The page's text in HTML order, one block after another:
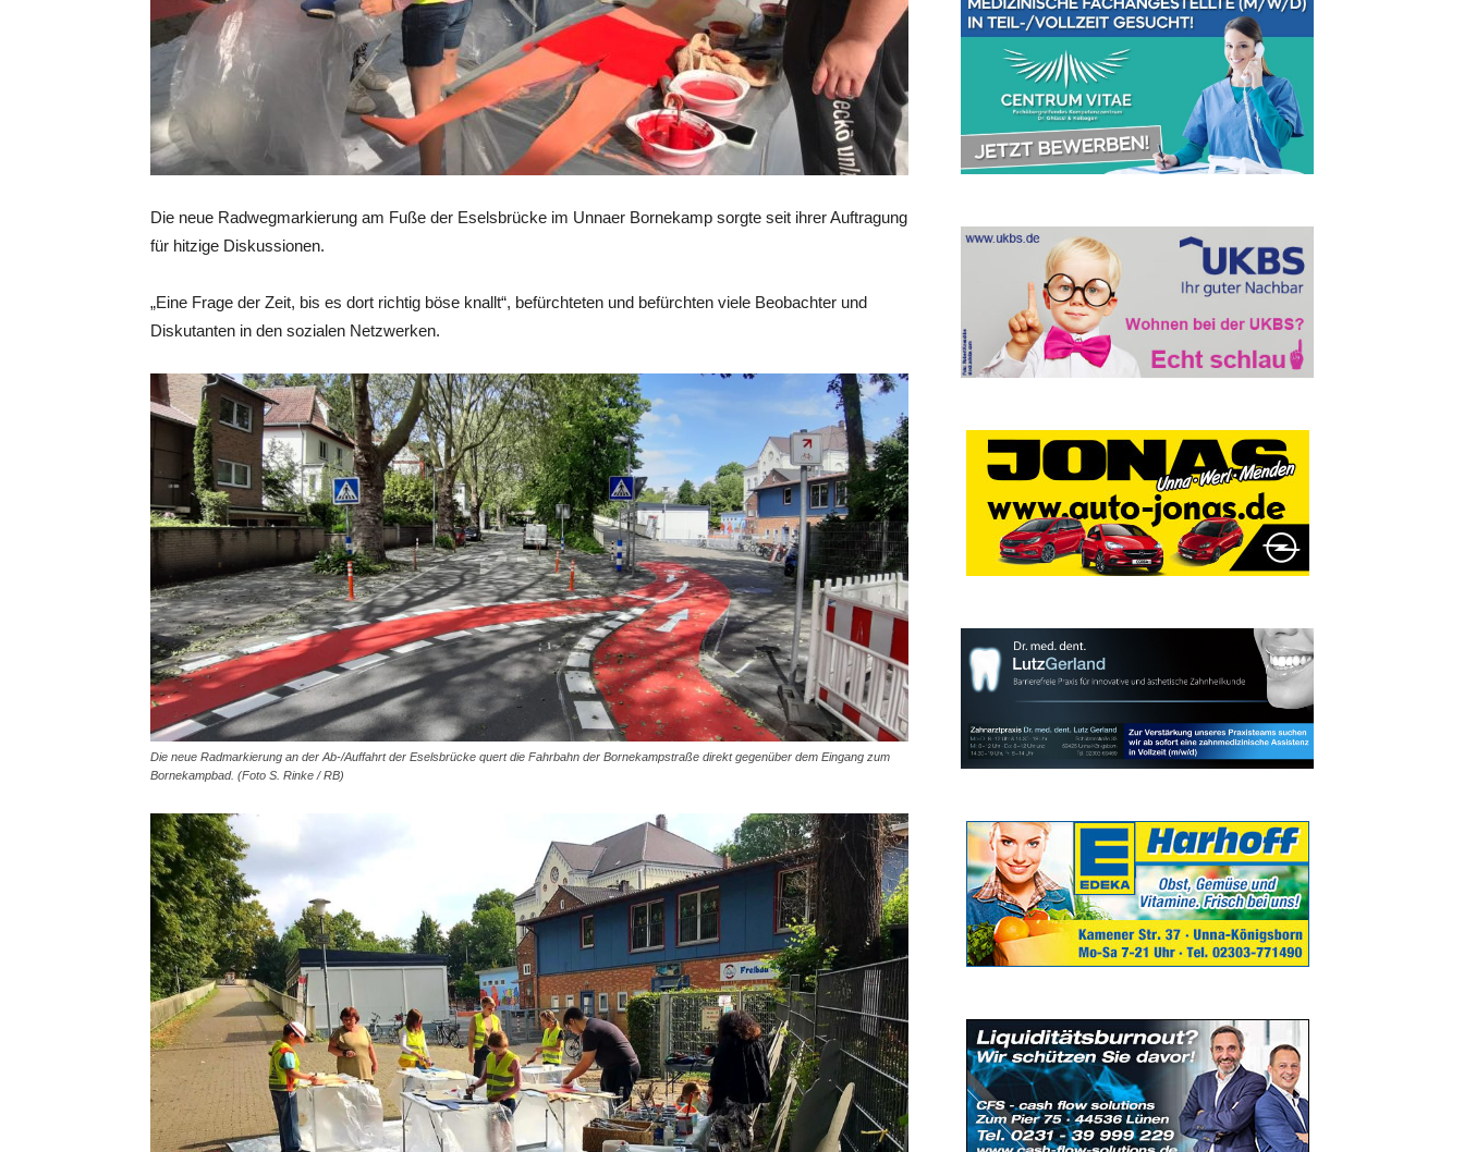
Die neue Radwegmarkierung am Fuße der Eselsbrücke im Unnaer Bornekamp sorgte seit ihrer Auftragung
für hitzige Diskussionen.
„Eine Frage der Zeit, bis es dort richtig böse knallt“, befürchteten und befürchten viele Beobachter und
Diskutanten in den sozialen Netzwerken.
Die neue Radmarkierung an der Ab-/Auffahrt der Eselsbrücke quert die Fahrbahn der Bornekampstraße direkt gegenüber dem Eingang zum
Bornekampbad. (Foto S. Rinke / RB)